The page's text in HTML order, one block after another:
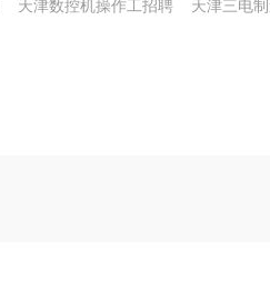
天津数控机操作工招聘 天津三电